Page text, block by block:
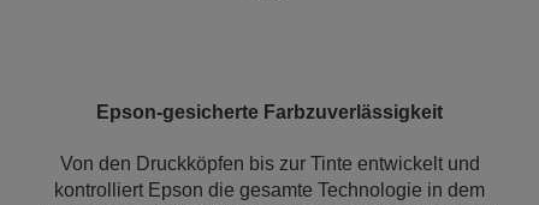
Epson-gesicherte Farbzuverlässigkeit
Von den Druckköpfen bis zur Tinte entwickelt und
kontrolliert Epson die gesamte Technologie in dem